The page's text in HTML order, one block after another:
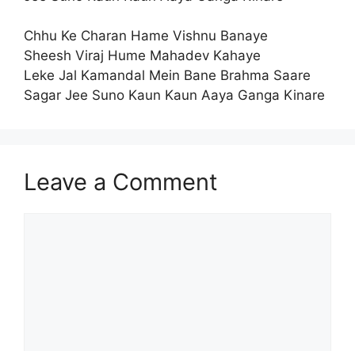
Chhu Ke Charan Hame Vishnu Banaye
Sheesh Viraj Hume Mahadev Kahaye
Leke Jal Kamandal Mein Bane Brahma Saare
Sagar Jee Suno Kaun Kaun Aaya Ganga Kinare
Leave a Comment